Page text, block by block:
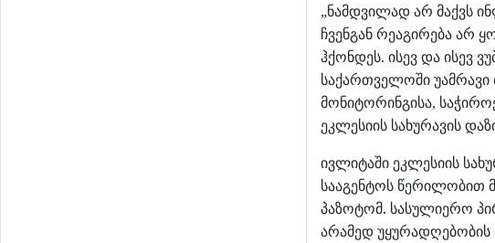
„ნამდვილადარ მაქვს
ჩვენგანრეაგირებაარ
ჰქონდეს. ისევდაისევ
საქართველოშიუამრავი
მონიტორინგისა,
ეკლესიის სახურავის
ივლიტაში ეკლესიის
სააგენტოს წერილობით
პაზოტომ. სასულიერო
არამედუყურადღებობის